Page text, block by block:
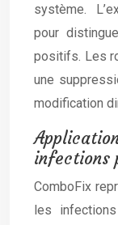
système.
pour
positifs. Les
une
modification
infections
ComboFix
les